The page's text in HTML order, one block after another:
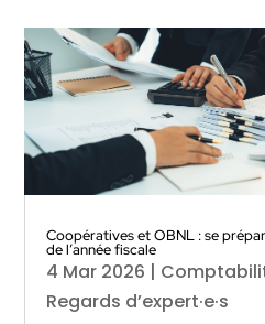
Coopératives et OBNL : se
de l’année fiscale
4 Mar 2026 |
Regards d’expert·e·s